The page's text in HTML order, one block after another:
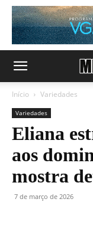
Início Variedades
Variedades
Eliana
aos
mostra
7 de março de 2026